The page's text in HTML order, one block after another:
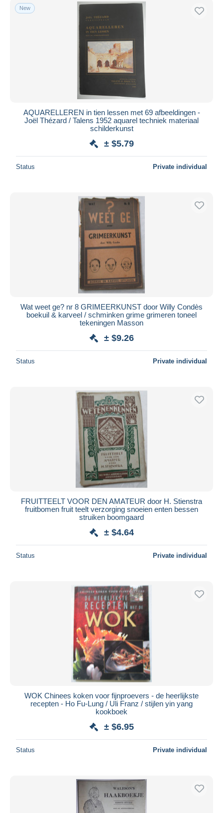
New
AQUARELLEREN in tien lessen met 69 afbeeldingen -
Joël Thézard / Talens 1952 aquarel techniek materiaal
schilderkunst
± $5.79
Status Private individual
Wat weet ge? nr 8 GRIMEERKUNST door Willy Condès
boekuil & karveel / schminken grime grimeren toneel
tekeningen Masson
± $9.26
Status Private individual
FRUITTEELT VOOR DEN AMATEUR door H. Stienstra
fruitbomen fruit teelt verzorging snoeien enten bessen
struiken boomgaard
± $4.64
Status Private individual
WOK Chinees koken voor fijnproevers - de heerlijkste
recepten - Ho Fu-Lung / Uli Franz / stijlen yin yang
kookboek
± $6.95
Status Private individual